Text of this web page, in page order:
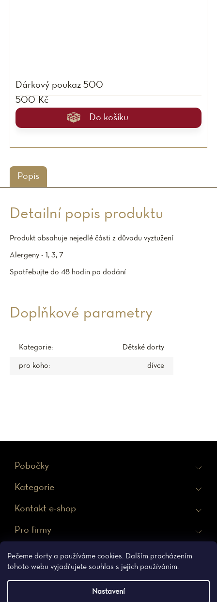
Pečeme dorty a používáme cookies. Dalším procházením
tohoto webu vyjadřujete souhlas s jejich používáním.
Nastavení
Dárkový poukaz 500
500 Kč
Do košíku
Popis
Detailní popis produktu
Produkt obsahuje nejedlé části z důvodu vyztužení
Alergeny - 1, 3, 7
Spotřebujte do 48 hodin po dodání
Doplňkové parametry
Kategorie: Dětské dorty
pro koho: dívce
Pobočky
Kategorie
Kontakt e-shop
Pro firmy
Ochrana osobních údajů Obchodní podmínky
Vytvořil Shoptet